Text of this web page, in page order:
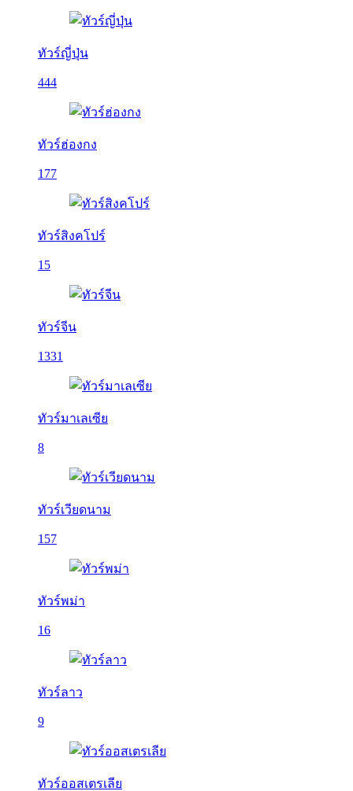
ทัวร์ญี่ปุ่น
444
ทัวร์ฮ่องกง
177
ทัวร์สิงคโปร์
15
ทัวร์จีน
1331
ทัวร์มาเลเซีย
8
ทัวร์เวียดนาม
157
ทัวร์พม่า
16
ทัวร์ลาว
9
ทัวร์ออสเตรเลีย